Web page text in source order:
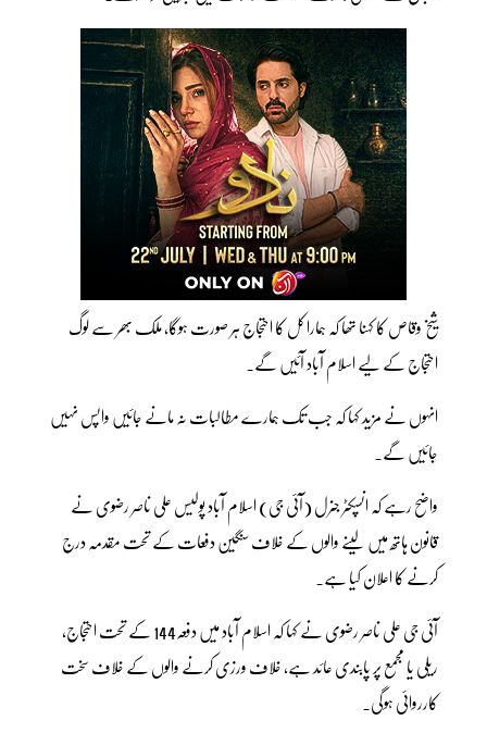
شیخ وقاص کا کہنا تھا کہ ہمارا کل کا احتجاج ہر صورت ہوگا، ملک بھر سے لوگ
احتجاج کے لیے اسلام آباد آئیں گے۔
انہوں نے مزید کہا کہ جب تک ہمارے مطالبات نہ مانے جائیں واپس نہیں
جائیں گے۔
واضح رہے کہ انسپکٹر جنرل (آئی جی) اسلام آباد پولیس علی ناصر رضوی نے
قانون ہاتھ میں لینے والوں کے خلاف سنگین دفعات کے تحت مقدمہ درج
کرنے کا اعلان کیا ہے۔
آئی جی علی ناصر رضوی نے کہا کہ اسلام آباد میں دفعہ144 کے تحت احتجاج،
ریلی یا مجمع پر پابندی عائد ہے، خلاف ورزی کرنے والوں کے خلاف سخت
کارروائی ہوگی۔